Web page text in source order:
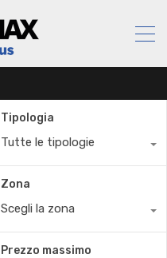
Tipologia
Tutte le tipologie
Zona
Scegli la zona
Prezzo massimo